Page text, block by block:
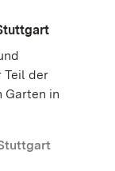
Teil der
Garten in